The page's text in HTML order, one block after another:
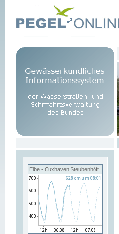
Elbe - Cuxhaven Steubenhöft